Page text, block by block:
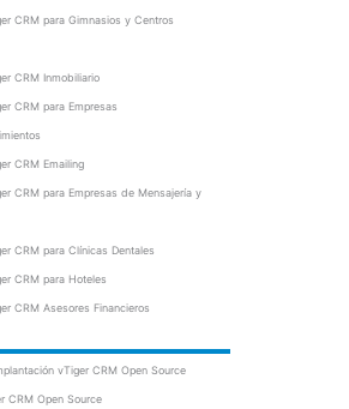
CRM para Gimnasios y Centros
CRM Inmobiliario
CRM para Empresas
CRM Emailing
CRM para Empresas de Mensajería y
CRM para Clínicas Dentales
CRM para Hoteles
CRM Asesores Financieros
vTiger CRM Open Source
CRM Open Source